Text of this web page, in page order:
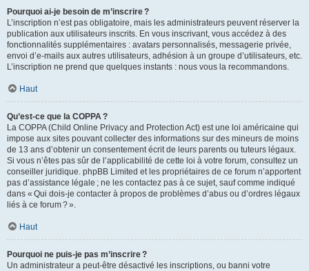
Pourquoi ai-je besoin de m’inscrire ?
L’inscription n’est pas obligatoire, mais les administrateurs peuvent réserver la
publication aux utilisateurs inscrits. En vous inscrivant, vous accédez à des
fonctionnalités supplémentaires : avatars personnalisés, messagerie privée,
envoi d’e-mails aux autres utilisateurs, adhésion à un groupe d’utilisateurs, etc.
L’inscription ne prend que quelques instants : nous vous la recommandons.
Haut
Qu’est-ce que la COPPA ?
La COPPA (Child Online Privacy and Protection Act) est une loi américaine qui
impose aux sites pouvant collecter des informations sur des mineurs de moins
de 13 ans d’obtenir un consentement écrit de leurs parents ou tuteurs légaux.
Si vous n’êtes pas sûr de l’applicabilité de cette loi à votre forum, consultez un
conseiller juridique. phpBB Limited et les propriétaires de ce forum n’apportent
pas d’assistance légale ; ne les contactez pas à ce sujet, sauf comme indiqué
dans « Qui dois-je contacter à propos de problèmes d’abus ou d’ordres légaux
liés à ce forum ? ».
Haut
Pourquoi ne puis-je pas m’inscrire ?
Un administrateur a peut-être désactivé les inscriptions, ou banni votre